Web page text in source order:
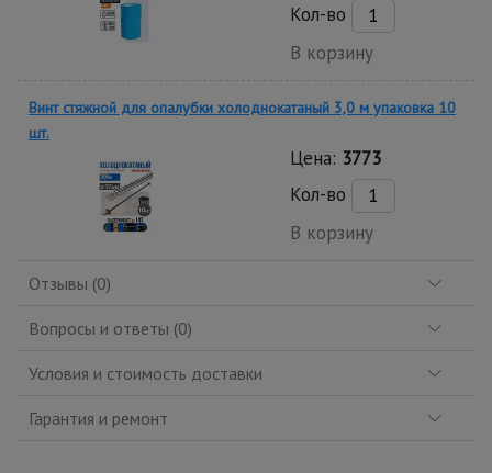
Кол-во
В корзину
Винт стяжной для опалубки холоднокатаный 3,0 м упаковка 10
шт.
Цена: 3773
Кол-во
В корзину
Отзывы (0)
Вопросы и ответы (0)
Условия и стоимость доставки
Гарантия и ремонт